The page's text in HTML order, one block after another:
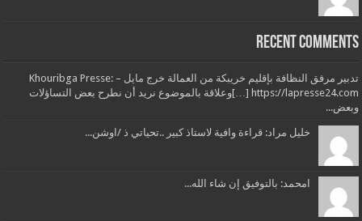
Recent Comments
تدبير مرفق النظافة بإقليم خريبكة من العمالة خرج مايل – Khouribga Presse:
[…] https://lapresse24.comوعلاقة بالموضوع نريد أن نطرح بعض التساؤلات
وبعض...
خليل مراد: قراءة وافية لاستاذ كبير ..تحياتي ذ /اوشن...
امحمد: بالتوفيق إن شاء الله...